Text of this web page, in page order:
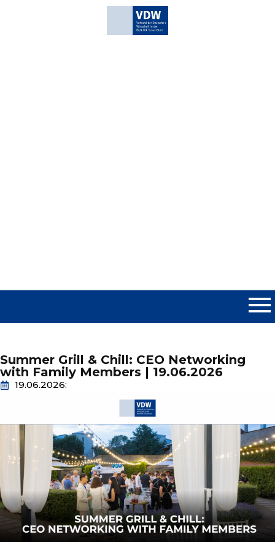
Summer Grill & Chill: CEO Networking
with Family Members | 19.06.2026
19.06.2026: